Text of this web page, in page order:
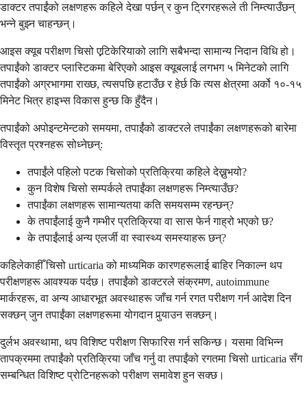
डाक्टर तपाईंको लक्षणहरू कहिले देखा पर्छन् र कुन ट्रिगरहरूले ती निम्त्याउँछन्
भन्ने बुझ्न चाहन्छन्।
आइस क्यूब परीक्षण चिसो एर्‍टिकेरियाको लागि सबैभन्दा सामान्य निदान विधि हो।
तपाईंको डाक्टर प्लास्टिकमा बेरिएको आइस क्यूबलाई लगभग ५ मिनेटको लागि
तपाईंको अग्रभागमा राख्छ, त्यसपछि हटाउँछ र हेर्छ कि त्यस क्षेत्रमा अर्को १०-१५
मिनेट भित्र हाइभ्स विकास हुन्छ कि हुँदैन।
तपाईंको अपोइन्टमेन्टको समयमा, तपाईंको डाक्टरले तपाईंका लक्षणहरूको बारेमा
विस्तृत प्रश्नहरू सोध्नेछन्:
तपाईंले पहिलो पटक चिसोको प्रतिक्रिया कहिले देख्नुभयो?
कुन विशेष चिसो सम्पर्कले तपाईंका लक्षणहरू निम्त्याउँछ?
तपाईंका लक्षणहरू सामान्यतया कति समयसम्म रहन्छन्?
के तपाईंलाई कुनै गम्भीर प्रतिक्रिया वा सास फेर्न गाह्रो भएको छ?
के तपाईंलाई अन्य एलर्जी वा स्वास्थ्य समस्याहरू छन्?
कहिलेकाहीँ चिसो urticaria को माध्यमिक कारणहरूलाई बाहिर निकाल्न थप
परीक्षणहरू आवश्यक पर्दछ। तपाईंको डाक्टरले संक्रमण, autoimmune
मार्करहरू, वा अन्य आधारभूत अवस्थाहरू जाँच गर्न रगत परीक्षण गर्न आदेश दिन
सक्छन् जुन तपाईंका लक्षणहरूमा योगदान पुर्‍याउन सक्छन्।
दुर्लभ अवस्थामा, थप विशिष्ट परीक्षण सिफारिस गर्न सकिन्छ। यसमा विभिन्न
तापक्रममा तपाईंको प्रतिक्रिया जाँच गर्नु वा तपाईंको रगतमा चिसो urticaria सँग
सम्बन्धित विशिष्ट प्रोटिनहरूको परीक्षण समावेश हुन सक्छ।